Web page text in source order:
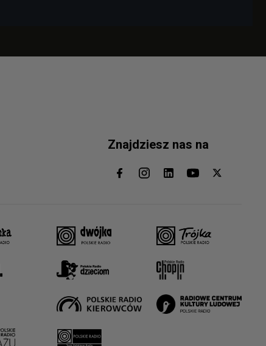
Znajdziesz nas na